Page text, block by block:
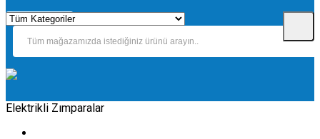
Elektrikli Zımparalar